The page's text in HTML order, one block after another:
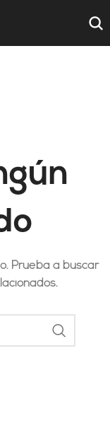
Prueba a buscar